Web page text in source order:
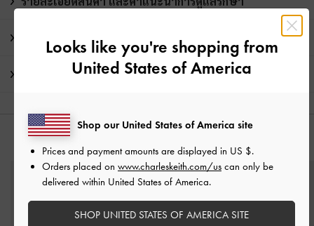
การจัดส่ง และการคืนสินค้า
คุณอาจจะชอบสินค้านี้
Looks like you're shopping from
United States of America
Shop our United States of America site
Prices and payment amounts are displayed in US $.
Orders placed on www.charleskeith.com/us can only be
delivered within United States of America.
SHOP UNITED STATES OF AMERICA SITE